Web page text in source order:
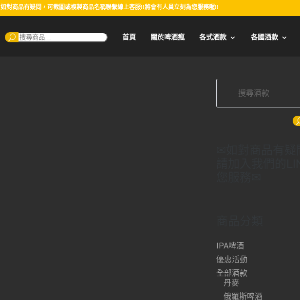
如對商品有疑問，可截圖或複製商品名稱聯繫線上客服!!將會有人員立刻為您服務喔!!
搜
尋：
首頁 關於啤酒瘋 各式酒款 各國酒款
IPA啤酒
優惠活動
全部酒款
丹麥
俄羅斯啤酒